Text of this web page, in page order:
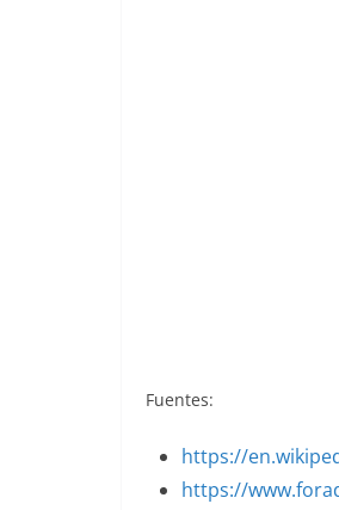
Fuentes:
https://
https://